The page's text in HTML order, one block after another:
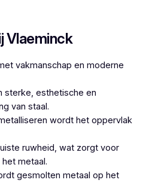
Vlaeminck
vakmanschap en moderne
sterke, esthetische en
van staal.
wordt het oppervlak
ruwheid, wat zorgt voor
metaal.
gesmolten metaal op het